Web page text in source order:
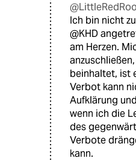
Ich bin nicht
@KHD
am Herzen.
beinhaltet, ist
Verbot kann
Aufklärung
wenn ich die
des
Verbote
kann.